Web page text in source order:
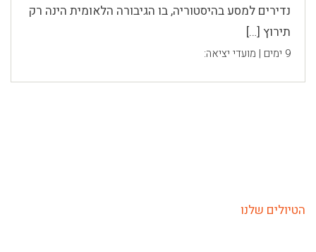
נדירים למסע בהיסטוריה, בו הגיבורה הלאומית הינה רק
תירוץ […]
9 ימים | מועדי יציאה:
הטיולים שלנו